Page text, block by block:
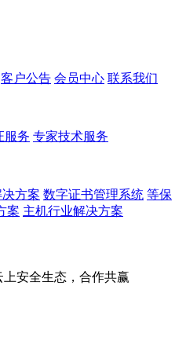
客户公告 会员中心 联系我们
服务 专家技术服务
方案 数字证书管理系统 等保
案 主机行业解决方案
安全生态，合作共赢